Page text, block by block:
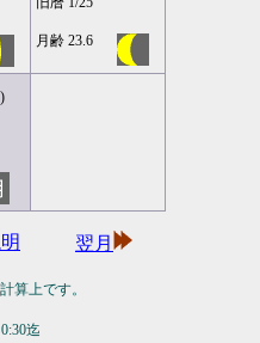
月齢 23.6
翌月
算上です。
迄